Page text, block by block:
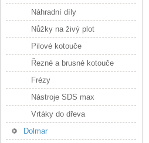
Náhradní díly
Nůžky na živý plot
Pilové kotouče
Řezné a brusné kotouče
Frézy
Nástroje SDS max
Vrtáky do dřeva
Dolmar